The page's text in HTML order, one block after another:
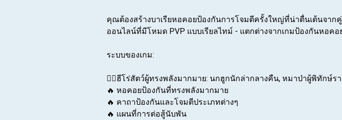
คุณต้องสร้างบาเรียหอคอยป้องกันการโจมตีครั้งใหญ่ที่น่าตื่นเต้นจากคู่
ออนไลน์ที่มีโหมด PVP แบบเรียลไทม์ - แตกต่างจากเกมป้องกันหอค
ระบบของเกม:
🧚‍♀️ฮีโร่สัตว์ผู้ทรงพลังมากมาย: นกฮูกนักล่ากลางคืน, หมาป่าผู้พิทักษ์ร
🔥 หอคอยป้องกันที่ทรงพลังมากมาย
🔥 คาถาป้องกันและโจมตีประเภทต่างๆ
🔥 แผนที่การต่อสู้นับพัน